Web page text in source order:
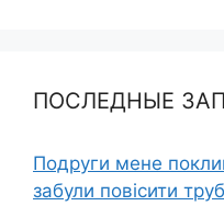
ПОСЛЕДНЫЕ
Подруги мене
забули повісити